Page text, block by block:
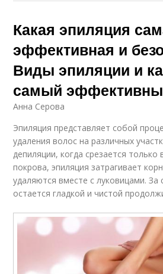
Какая эпиляция
эффективная и
Виды эпиляции и
самый
Анна Серова
Эпиляция представляет собой
удаления волос на различных
депиляции, когда срезается только
покрова, эпиляция затрагивает
удаляются вместе с луковицами. За
остается гладкой и чистой